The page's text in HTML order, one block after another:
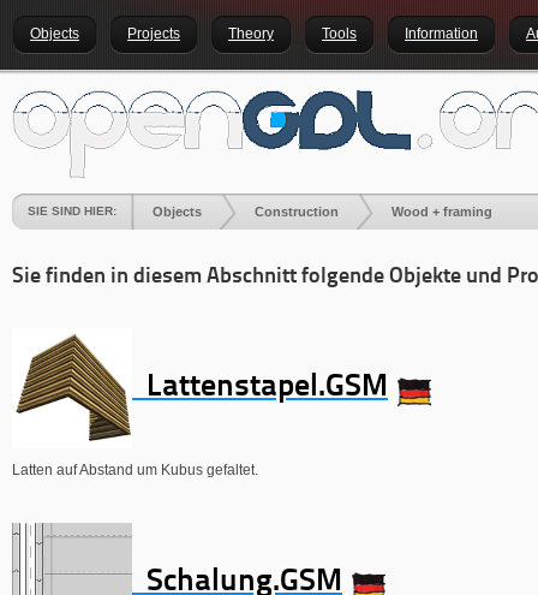
Objects Projects Theory Tools Information
SIE SIND HIER: Objects Construction Wood + framing
Sie finden in diesem Abschnitt folgende Objekte und
Lattenstapel.GSM
Latten auf Abstand um Kubus gefaltet.
Schalung.GSM